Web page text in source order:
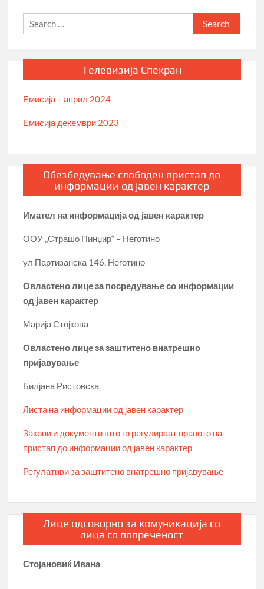
Search
for:
Телевизија Спекран
Емисија – април 2024
Емисија декември 2023
Обезбедување слободен пристап до
информации од јавен карактер
Имател на информација од јавен карактер
ООУ „Страшо Пинџир“ – Неготино
ул Партизанска 146, Неготино
Овластено лице за посредување со информации
од јавен карактер
Марија Стојкова
Овластено лице за заштитено внатрешно
пријавување
Билјана Ристовска
Листа на информации од јавен карактер
Закони и документи што го регулираат правото на
пристап до информации од јавен карактер
Регулативи за заштитено внатрешно пријавување
Лице одговорно за комуникација со
лица со попреченост
Стојановиќ Ивана